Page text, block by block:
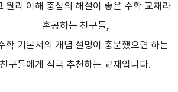
원리 이해 중심의 해설이 좋은 수학 교재라
혼공하는 친구들,
학 기본서의 개념 설명이 충분했으면 하는
친구들에게 적극 추천하는 교재입니다.